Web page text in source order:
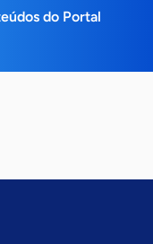
do Portal